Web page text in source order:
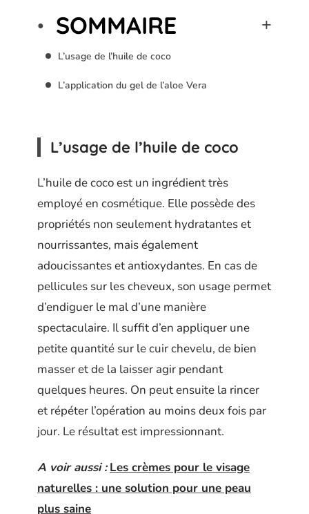
SOMMAIRE
L’usage de l’huile de coco
L’application du gel de l’aloe Vera
L’usage de l’huile de coco
L’huile de coco est un ingrédient très
employé en cosmétique. Elle possède des
propriétés non seulement hydratantes et
nourrissantes, mais également
adoucissantes et antioxydantes. En cas de
pellicules sur les cheveux, son usage permet
d’endiguer le mal d’une manière
spectaculaire. Il suffit d’en appliquer une
petite quantité sur le cuir chevelu, de bien
masser et de la laisser agir pendant
quelques heures. On peut ensuite la rincer
et répéter l’opération au moins deux fois par
jour. Le résultat est impressionnant.
A voir aussi : Les crèmes pour le visage
naturelles : une solution pour une peau
plus saine